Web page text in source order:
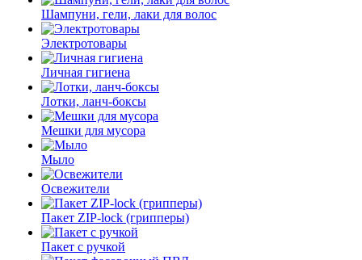
Шампуни, гели, лаки для волос
Электротовары
Личная гигиена
Лотки, ланч-боксы
Мешки для мусора
Мыло
Освежители
Пакет ZIP-lock (грипперы)
Пакет с ручкой